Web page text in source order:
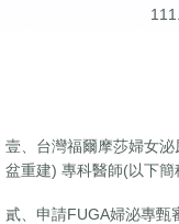
壹、台灣福爾摩莎婦女
盆重建) 專科醫師(以下簡
貳、申請FUGA婦泌專甄